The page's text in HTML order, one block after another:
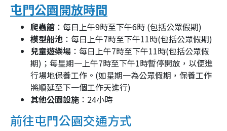
屯門公園開放時間
爬蟲館 ：每日上午9時至下午6時 (包括公眾假期)
模型船池 ：每日上午7時至下午11時(包括公眾假期)
兒童遊樂場 ：每日上午7時至下午11時(包括公眾假
期)；每星期一上午7時至下午1時暫停開放，以便進
行場地保養工作。(如星期一為公眾假期，保養工作
將順延至下一個工作天進行)
其他公園設施 ：24小時
前往屯門公園交通方式